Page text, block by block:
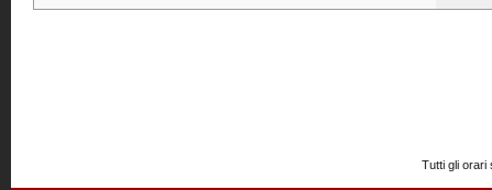
Tutti gli orari